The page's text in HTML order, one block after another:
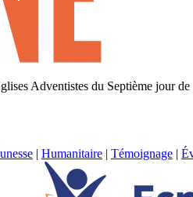
Adventistes du Septième jour
| Humanitaire | Témoignage |